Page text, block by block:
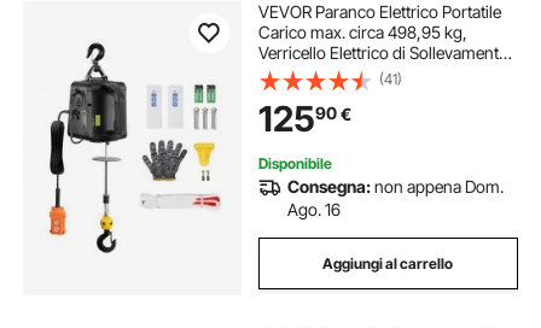
VEVOR Paranco Elettrico Portatile
Carico max. circa 498,95 kg,
Verricello Elettrico di Sollevamento
1500W Altezza max. di
Sollevamento 7m Velocità 4m/min
per Garage Officina Controllo
Funzione 3-in-1
(41)
12590€
Disponibile
Consegna:non appena Dom.
Ago. 16
Aggiungi al carrello